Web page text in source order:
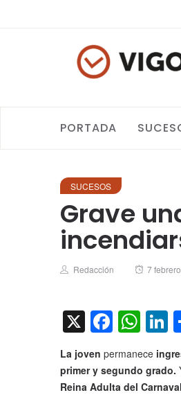
PORTADA
SUCESOS
Grave
Author
Redacción
Posted
7
X
La joven permanece
primer y segundo grado.
Reina Adulta del